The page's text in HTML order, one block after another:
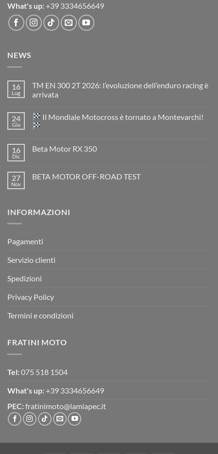
What's up: +39 3334656649
NEWS
16
Lug
TM EN 300 2T 2026: l’evoluzione dell’enduro racing è
arrivata
su
TM
EN
2026:
è
arrivata
24
Giu
Il Mondiale Motocross è tornato a Montevarchi!
su
Motocross
è
16
Dic
Beta Motor RX 350
Beta
27
Nov
BETA MOTOR OFF-ROAD TEST
MOTOR
INFORMAZIONI
Pagamenti
Servizio clienti
Spedizioni
Privacy Policy
Termini e condizioni
FRATINI MOTO
Tel: 075 518 1504
What's up: +39 3334656649
PEC: fratinimoto@lamiapec.it